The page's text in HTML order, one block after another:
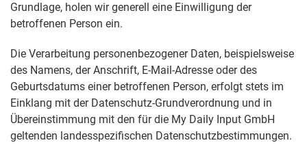
Grundlage, holen wir generell eine Einwilligung der
betroffenen Person ein.
Die Verarbeitung personenbezogener Daten, beispielsweise
des Namens, der Anschrift, E-Mail-Adresse oder des
Geburtsdatums einer betroffenen Person, erfolgt stets im
Einklang mit der Datenschutz-Grundverordnung und in
Übereinstimmung mit den für die My Daily Input GmbH
geltenden landesspezifischen Datenschutzbestimmungen.